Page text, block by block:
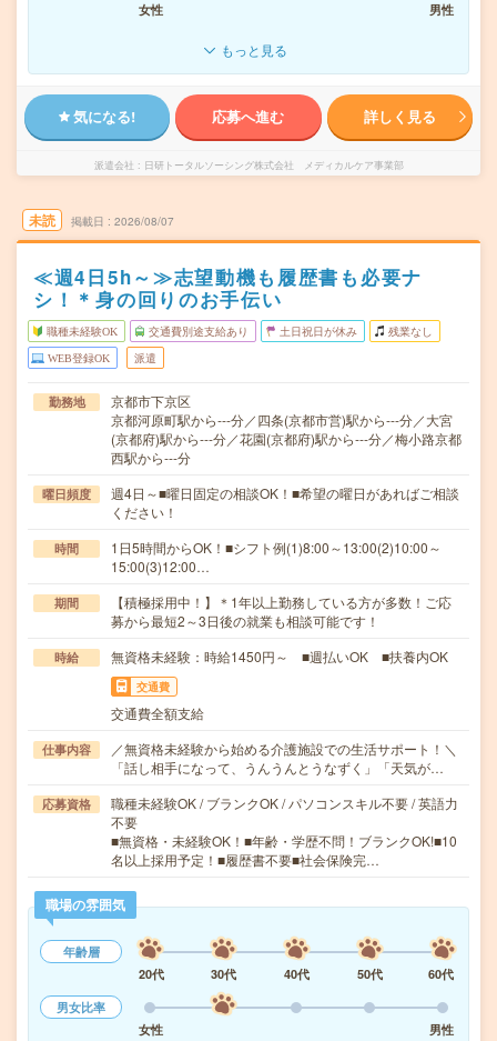
女性
男性
もっと見る
気になる! 応募へ進む 詳しく見る
派遣会社 日研トータルソーシング株式会社 メディカルケア事業部
未読 掲載日 2026/08/07
≪週4日5h～≫志望動機も履歴書も必要ナ
シ！＊身の回りのお手伝い
職種未経験OK 交通費別途支給あり 土日祝日が休み 残業なし
WEB登録OK 派遣
勤務地
京都市下京区
京都河原町駅から---分／四条(京都市営)駅から---分／大宮
(京都府)駅から---分／花園(京都府)駅から---分／梅小路京都
西駅から---分
曜日頻度
週4日～■曜日固定の相談OK！■希望の曜日があればご相談
ください！
時間
1日5時間からOK！■シフト例(1)8:00～13:00(2)10:00～
15:00(3)12:00…
期間
【積極採用中！】＊1年以上勤務している方が多数！ご応
募から最短2～3日後の就業も相談可能です！
時給 無資格未経験：時給1450円～ ■週払いOK ■扶養内OK
交通費
交通費全額支給
仕事内容
／無資格未経験から始める介護施設での生活サポート！＼
「話し相手になって、うんうんとうなずく」「天気が…
応募資格
職種未経験OK / ブランクOK / パソコンスキル不要 / 英語力
不要
■無資格・未経験OK！■年齢・学歴不問！ブランクOK!■10
名以上採用予定！■履歴書不要■社会保険完…
職場の雰囲気
年齢層
20代
30代 40代 50代
60代
男女比率
女性
男性